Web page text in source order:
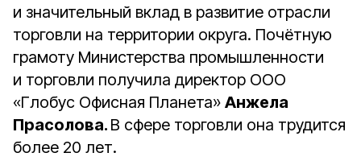
и значительный вклад в развитие отрасли
торговли на территории округа. Почётную
грамоту Министерства промышленности
и торговли получила директор ООО
«Глобус Офисная Планета» Анжела
Прасолова. В сфере торговли она трудится
более 20 лет.